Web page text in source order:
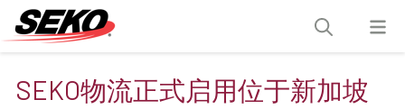
SEKO物流正式启用位于新加坡